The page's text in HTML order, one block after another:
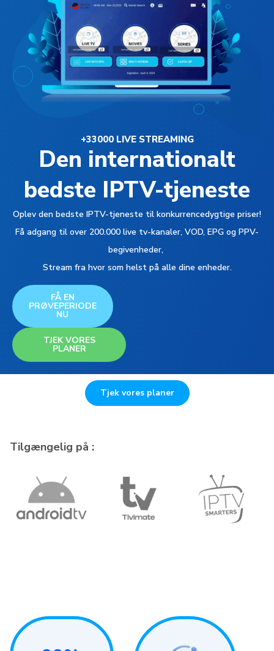
+33000 LIVE STREAMING
Den internationalt
bedste IPTV-tjeneste
Oplev den bedste IPTV-tjeneste til konkurrencedygtige priser!
Få adgang til over 200.000 live tv-kanaler, VOD, EPG og PPV-
begivenheder,
Stream fra hvor som helst på alle dine enheder.
FÅ EN
PRØVEPERIODE
NU
TJEK VORES
PLANER
Tjek vores planer
Tilgængelig på :